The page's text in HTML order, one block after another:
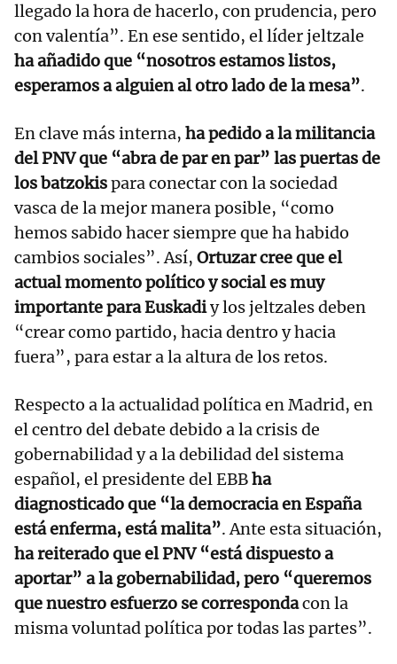
llegado la hora de hacerlo, con prudencia, pero
con valentía”. En ese sentido, el líder jeltzale
ha añadido que “nosotros estamos listos,
esperamos a alguien al otro lado de la mesa”.
En clave más interna, ha pedido a la militancia
del PNV que “abra de par en par” las puertas de
los batzokispara conectar con la sociedad
vasca de la mejor manera posible, “como
hemos sabido hacer siempre que ha habido
cambios sociales”. Así, Ortuzar cree que el
actual momento político y social es muy
importante para Euskadiy los jeltzales deben
“crear como partido, hacia dentro y hacia
fuera”, para estar a la altura de los retos.
Respecto a la actualidad política en Madrid, en
el centro del debate debido a la crisis de
gobernabilidad y a la debilidad del sistema
español, el presidente del EBBha
diagnosticado que “la democracia en España
está enferma, está malita”. Ante esta situación,
ha reiterado que el PNV “está dispuesto a
aportar” a la gobernabilidad, pero “queremos
que nuestro esfuerzo se correspondacon la
misma voluntad política por todas las partes”.